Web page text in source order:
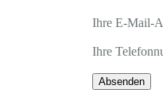
Ihre E-Mail-
Ihre
Absenden